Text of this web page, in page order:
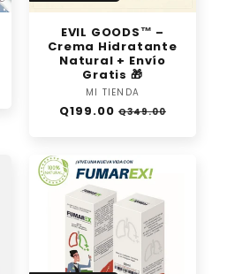
EVIL GOODS™ –
Crema Hidratante
Natural + Envío
Gratis 🎁
Proveedor:
MI TIENDA
Precio
Q199.00 Precio
Q349.00